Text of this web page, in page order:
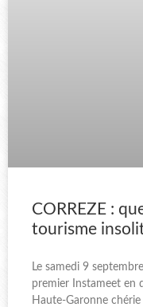
CORREZE :
tourisme
Le samedi 9
premier Instameet en
Haute-Garonne